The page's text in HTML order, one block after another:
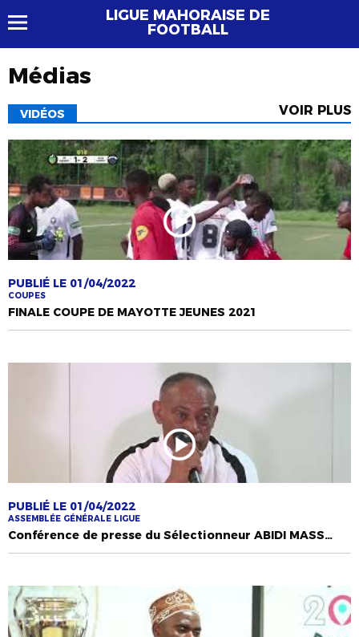
LIGUE MAHORAISE DE
FOOTBALL
Médias
VIDÉOS VOIR PLUS
PUBLIÉ LE 01/04/2022
COUPES
FINALE COUPE DE MAYOTTE JEUNES 2021
PUBLIÉ LE 01/04/2022
ASSEMBLÉE GÉNÉRALE LIGUE
Conférence de presse du Sélectionneur ABIDI MASSOUNDI